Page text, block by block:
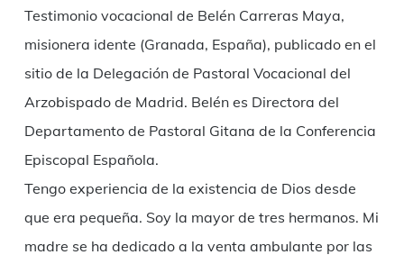
Testimonio vocacional de Belén Carreras Maya,
misionera idente (Granada, España), publicado en el
sitio de la Delegación de Pastoral Vocacional del
Arzobispado de Madrid. Belén es Directora del
Departamento de Pastoral Gitana de la Conferencia
Episcopal Española.
Tengo experiencia de la existencia de Dios desde
que era pequeña. Soy la mayor de tres hermanos. Mi
madre se ha dedicado a la venta ambulante por las